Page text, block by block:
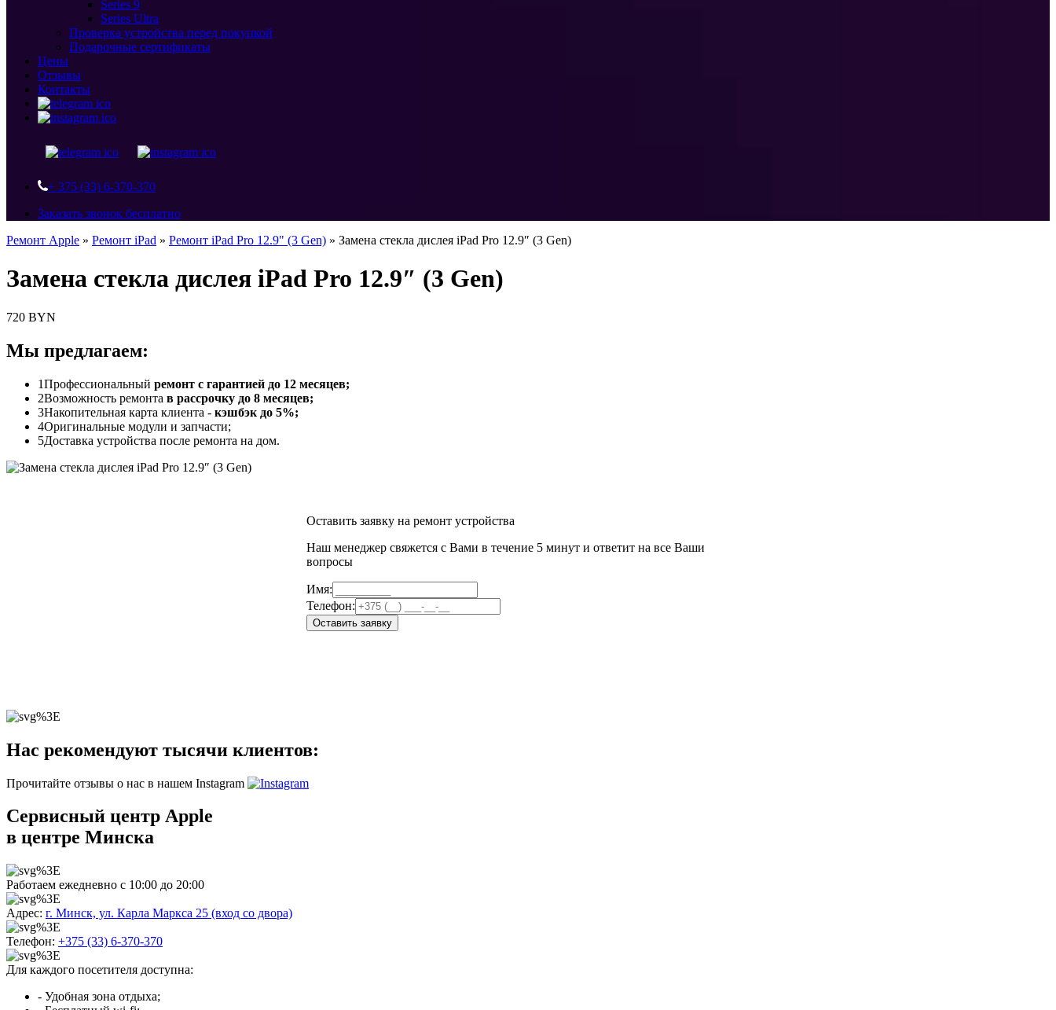
Series 9
Series Ultra
Проверка устройства перед покупкой
Подарочные сертификаты
Цены
Отзывы
Контакты
+ 375 (33) 6-370-370
Заказать звонок бесплатно
Ремонт Apple » Ремонт iPad » Ремонт iPad Pro 12.9" (3 Gen) » Замена стекла дислея iPad Pro 12.9″ (3 Gen)
Замена стекла дислея iPad Pro 12.9″ (3 Gen)
720 BYN
Мы предлагаем:
1Профессиональный ремонт с гарантией до 12 месяцев;
2Возможность ремонта в рассрочку до 8 месяцев;
3Накопительная карта клиента - кэшбэк до 5%;
4Оригинальные модули и запчасти;
5Доставка устройства после ремонта на дом.
Оставить заявку на ремонт устройства
Наш менеджер свяжется с Вами в течение 5 минут и ответит на все Ваши
вопросы
Имя:
Телефон:
Оставить заявку
Нас рекомендуют тысячи клиентов:
Прочитайте отзывы о нас в нашем Instagram
Сервисный центр Apple
в центре Минска
Работаем ежедневно с 10:00 до 20:00
Адрес: г. Минск, ул. Карла Маркса 25 (вход со двора)
Телефон: +375 (33) 6-370-370
Для каждого посетителя доступна:
- Удобная зона отдыха;